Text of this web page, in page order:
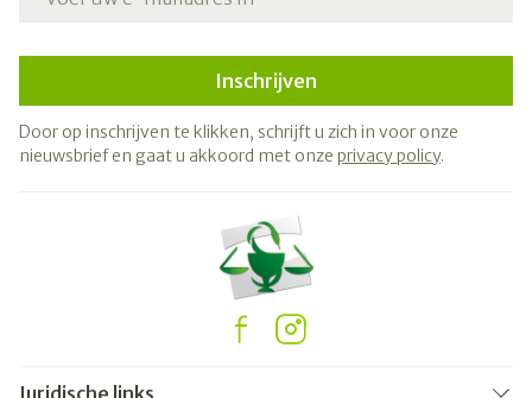
Inschrijven
Door op inschrijven te klikken, schrijft u zich in voor onze
nieuwsbrief en gaat u akkoord met onze privacy policy.
Juridische links